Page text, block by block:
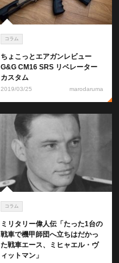
コラム
ちょこっとエアガンレビュー
G&G CM16 SRS リベレーター
カスタム
2019/03/25 marodaruma
コラム
ミリタリー偉人伝「たった1台の
戦車で機甲師団へ立ちはだかっ
た戦車エース、ミヒャエル・ヴ
ィットマン」